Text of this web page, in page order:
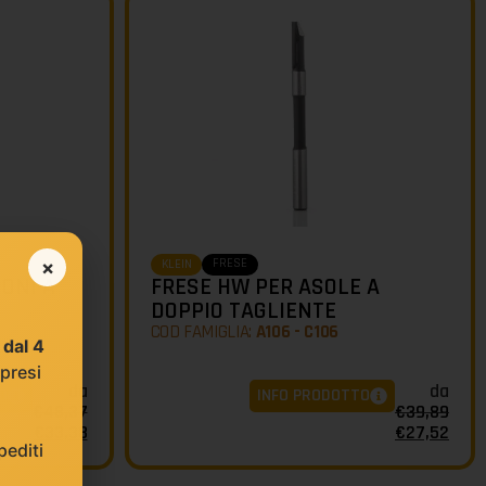
A
da
48,37
33,38
KLEIN FRESE
FRESE HW PER ASOLE A
DOPPIO TAGLIENTE
COD FAMIGLIA: A106 - C106
da
€39,89
€27,52
INFO PRODOTTO
×
dal 4